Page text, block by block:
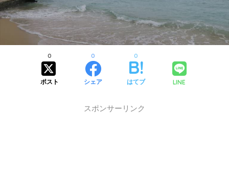
ポスト
0
シェア
0
はてブ
0
LINE
スポンサーリンク